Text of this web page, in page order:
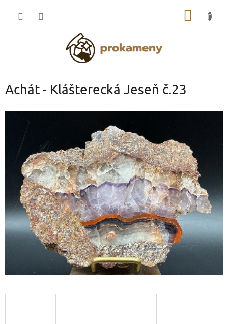
Achát - Klášterecká Jeseň č.23